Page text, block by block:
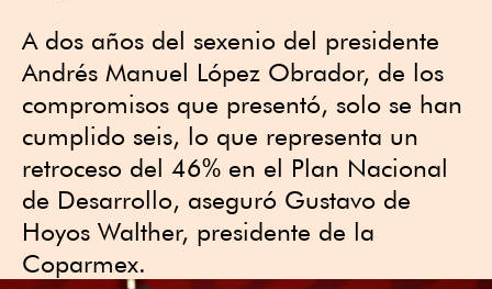
A dos años del sexenio del presidente
Andrés Manuel López Obrador, de los
compromisos que presentó, solo se han
cumplido seis, lo que representa un
retroceso del 46% en el Plan Nacional
de Desarrollo, aseguró Gustavo de
Hoyos Walther, presidente de la
Coparmex.